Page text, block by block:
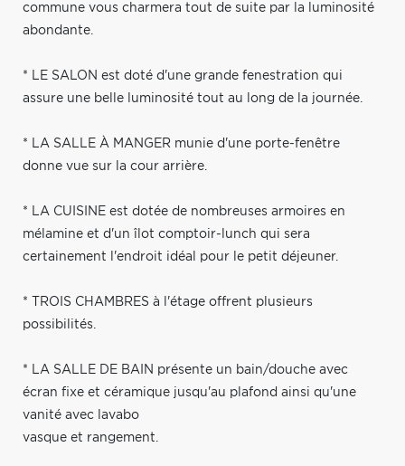
commune vous charmera tout de suite par la luminosité
abondante.
* LE SALON est doté d'une grande fenestration qui
assure une belle luminosité tout au long de la journée.
* LA SALLE À MANGER munie d'une porte-fenêtre
donne vue sur la cour arrière.
* LA CUISINE est dotée de nombreuses armoires en
mélamine et d'un îlot comptoir-lunch qui sera
certainement l'endroit idéal pour le petit déjeuner.
* TROIS CHAMBRES à l'étage offrent plusieurs
possibilités.
* LA SALLE DE BAIN présente un bain/douche avec
écran fixe et céramique jusqu'au plafond ainsi qu'une
vanité avec lavabo
vasque et rangement.